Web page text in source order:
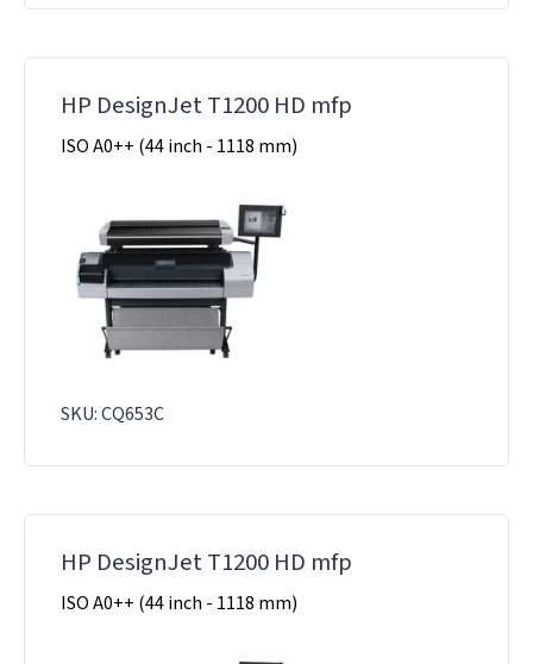
HP DesignJet T1200 HD mfp
ISO A0++ (44 inch - 1118 mm)
SKU: CQ653C
HP DesignJet T1200 HD mfp
ISO A0++ (44 inch - 1118 mm)